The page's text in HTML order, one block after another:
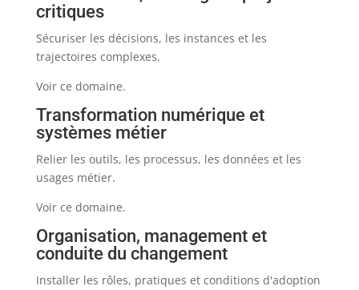
critiques
Sécuriser les décisions, les instances et les
trajectoires complexes.
Voir ce domaine.
Transformation numérique et
systèmes métier
Relier les outils, les processus, les données et les
usages métier.
Voir ce domaine.
Organisation, management et
conduite du changement
Installer les rôles, pratiques et conditions d'adoption